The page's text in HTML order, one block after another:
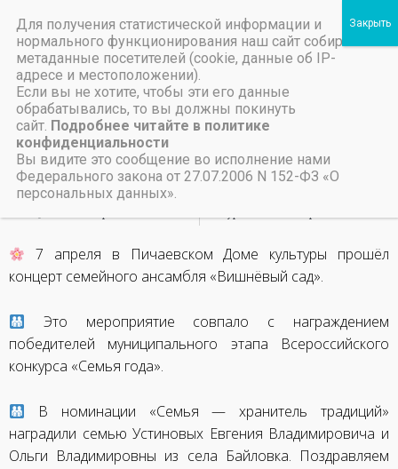
Пичаевский дом культуры
Семейный ансамбль
«Вишневый сад»
8 апреля, 2025
НАЗАД
7 апреля в Пичаевском Доме культуры прошёл
концерт семейного ансамбля «Вишнёвый сад».
Это мероприятие совпало с награждением
победителей муниципального этапа Всероссийского
конкурса «Семья года».
В номинации «Семья — хранитель традиций»
наградили семью Устиновых Евгения Владимировича и
Ольги Владимировны из села Байловка. Поздравляем
Для получения статистической информации и
нормального функционирования наш сайт собирает
метаданные посетителей (cookie, данные об IP-
адресе и местоположении).
Если вы не хотите, чтобы эти его данные
обрабатывались, то вы должны покинуть
сайт. Подробнее читайте в политике
конфиденциальности
Вы видите это сообщение во исполнение нами
Федерального закона от 27.07.2006 N 152-ФЗ «О
персональных данных».